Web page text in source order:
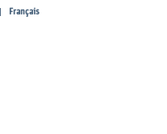
Français